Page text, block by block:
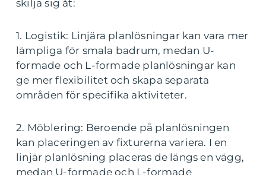
skilja sig åt:
1. Logistik: Linjära planlösningar kan vara mer
lämpliga för smala badrum, medan U-
formade och L-formade planlösningar kan
ge mer flexibilitet och skapa separata
områden för specifika aktiviteter.
2. Möblering: Beroende på planlösningen
kan placeringen av fixturerna variera. I en
linjär planlösning placeras de längs en vägg,
medan U-formade och L-formade